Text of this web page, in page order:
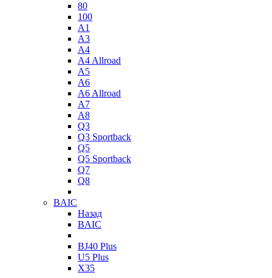
80
100
A1
A3
A4
A4 Allroad
A5
A6
A6 Allroad
A7
A8
Q3
Q3 Sportback
Q5
Q5 Sportback
Q7
Q8
BAIC
Назад
BAIC
BJ40 Plus
U5 Plus
X35